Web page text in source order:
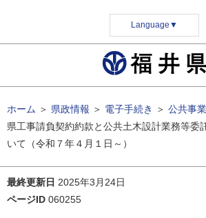
Language ▼
ホーム ＞ 県政情報 ＞ 電子手続き ＞ 公共事
県工事請負契約約款と公共土木設計業務等委
いて（令和７年４月１日～）
最終更新日 2025年3月24日
ページID 060255